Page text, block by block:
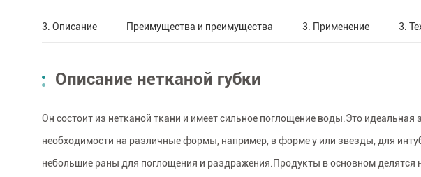
3. Описание Преимущества и преимущества 3. Применение 3.
Описание нетканой губки
Он состоит из нетканой ткани и имеет сильное поглощение воды.Это
необходимости на различные формы, например, в форме y или звезды, для
небольшие раны для поглощения и раздражения.Продукты в основном делятся